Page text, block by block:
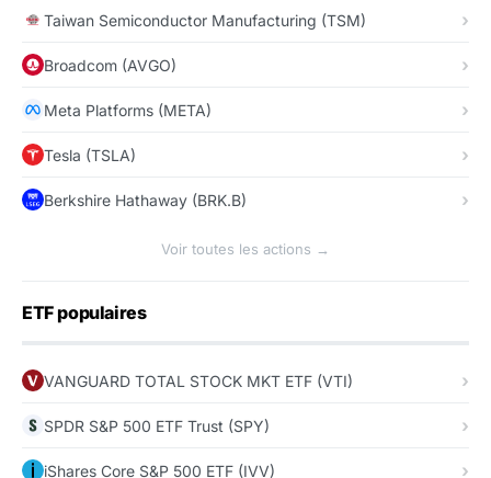
Taiwan Semiconductor Manufacturing (TSM)
Broadcom (AVGO)
Meta Platforms (META)
Tesla (TSLA)
Berkshire Hathaway (BRK.B)
Voir toutes les actions →
ETF populaires
VANGUARD TOTAL STOCK MKT ETF (VTI)
SPDR S&P 500 ETF Trust (SPY)
iShares Core S&P 500 ETF (IVV)